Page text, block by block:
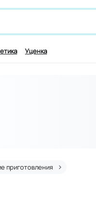
например,для
Уценка
приготовления